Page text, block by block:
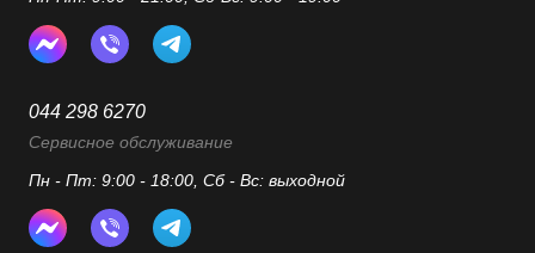
044 298 6270
Сервисное обслуживание
Пн - Пт: 9:00 - 18:00, Сб - Вс: выходной